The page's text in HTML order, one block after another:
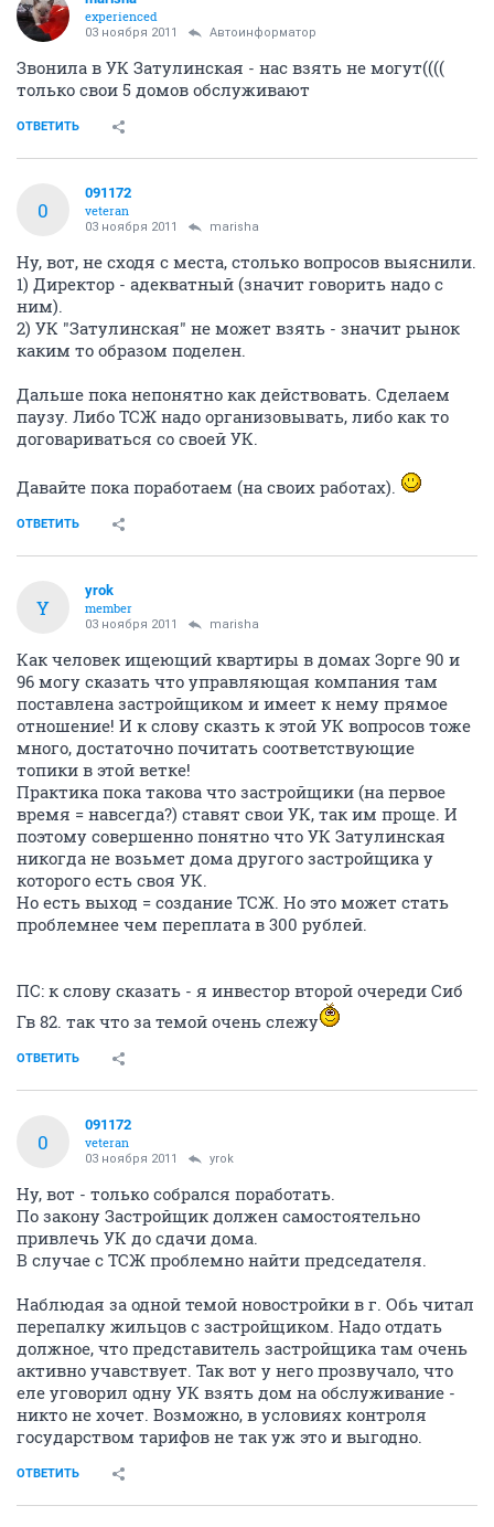
experienced
03 ноября 2011 Автоинформатор
Звонила в УК Затулинская - нас взять не могут((((
только свои 5 домов обслуживают
ОТВЕТИТЬ
0
091172
veteran
03 ноября 2011 marisha
Ну, вот, не сходя с места, столько вопросов выяснили.
1) Директор - адекватный (значит говорить надо с
ним).
2) УК "Затулинская" не может взять - значит рынок
каким то образом поделен.
Дальше пока непонятно как действовать. Сделаем
паузу. Либо ТСЖ надо организовывать, либо как то
договариваться со своей УК.
Давайте пока поработаем (на своих работах).
ОТВЕТИТЬ
Y
yrok
member
03 ноября 2011 marisha
Как человек ищеющий квартиры в домах Зорге 90 и
96 могу сказать что управляющая компания там
поставлена застройщиком и имеет к нему прямое
отношение! И к слову сказть к этой УК вопросов тоже
много, достаточно почитать соответствующие
топики в этой ветке!
Практика пока такова что застройщики (на первое
время = навсегда?) ставят свои УК, так им проще. И
поэтому совершенно понятно что УК Затулинская
никогда не возьмет дома другого застройщика у
которого есть своя УК.
Но есть выход = создание ТСЖ. Но это может стать
проблемнее чем переплата в 300 рублей.
ПС: к слову сказать - я инвестор второй очереди Сиб
Гв 82. так что за темой очень слежу
ОТВЕТИТЬ
0
091172
veteran
03 ноября 2011 yrok
Ну, вот - только собрался поработать.
По закону Застройщик должен самостоятельно
привлечь УК до сдачи дома.
В случае с ТСЖ проблемно найти председателя.
Наблюдая за одной темой новостройки в г. Обь читал
перепалку жильцов с застройщиком. Надо отдать
должное, что представитель застройщика там очень
активно учавствует. Так вот у него прозвучало, что
еле уговорил одну УК взять дом на обслуживание -
никто не хочет. Возможно, в условиях контроля
государством тарифов не так уж это и выгодно.
ОТВЕТИТЬ